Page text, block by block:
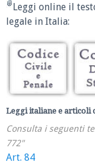
Leggi online il
legale in Italia:
Leggi italiane e articoli
Consulta i seguenti
772"
Art. 84